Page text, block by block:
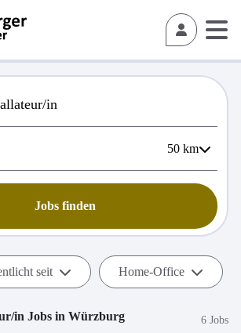
50 km
Jobs finden
seit Home-Office
in Jobs in Würzburg 6 Jobs